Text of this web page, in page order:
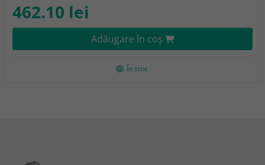
462.10 lei
Adăugare în coş
În stoc